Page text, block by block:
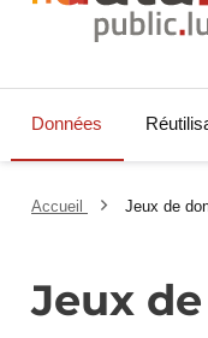
Données
Accueil Jeux de
Jeux